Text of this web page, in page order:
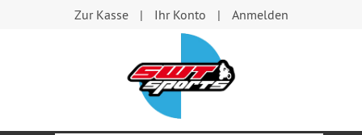
Zur Kasse Ihr Konto Anmelden